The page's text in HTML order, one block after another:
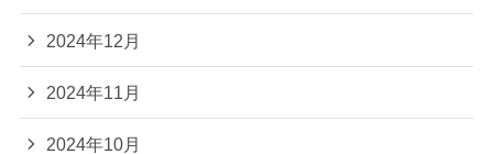
2024年12月
2024年11月
2024年10月